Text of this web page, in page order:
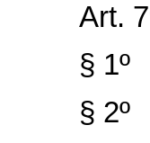
Art.
§ 1º
§ 2º